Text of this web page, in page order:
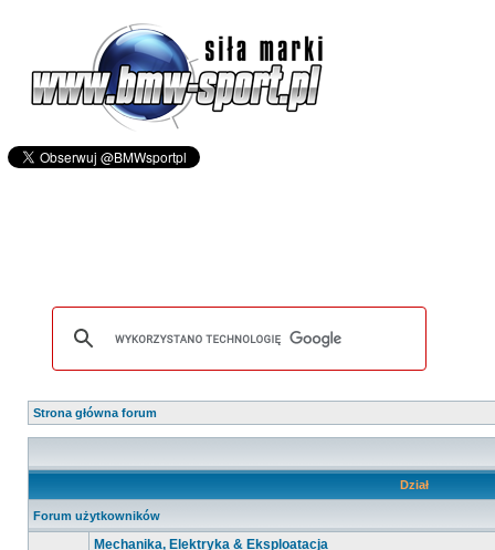
Strona główna forum
Dział
Forum użytkowników
Mechanika, Elektryka & Eksploatacja